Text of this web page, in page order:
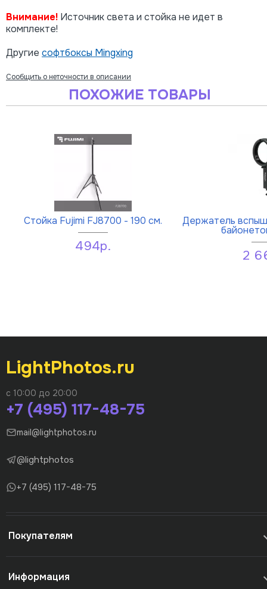
Внимание! Источник света и стойка не идет в
комплекте!
Другие софтбоксы Mingxing
Сообщить о неточности в описании
ПОХОЖИЕ ТОВАРЫ
Стойка Fujimi FJ8700 - 190 см.
494р.
Держатель
2
LightPhotos.ru
с 10:00 до 20:00
+7 (495) 117-48-75
mail@lightphotos.ru
@lightphotos
+7 (495) 117-48-75
Покупателям
Информация